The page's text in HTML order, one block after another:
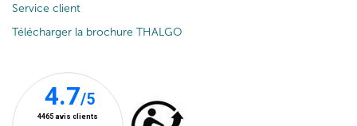
Service client
Télécharger la brochure THALGO